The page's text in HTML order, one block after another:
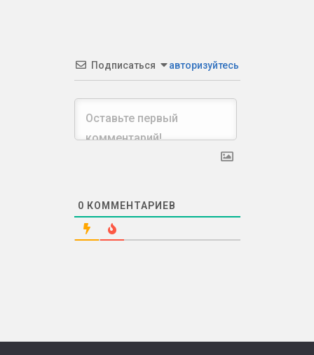
Подписаться авторизуйтесь
0 КОММЕНТАРИЕВ